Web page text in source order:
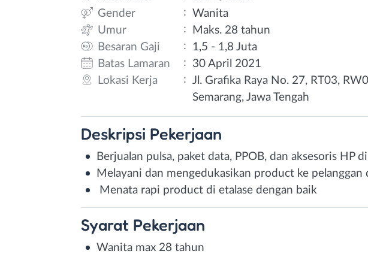
Gender
: Wanita
Umur
:
Maks. 28 tahun
Besaran Gaji
:
1,5 - 1,8 Juta
Batas Lamaran
:
30 April 2021
Lokasi Kerja
: Jl. Grafika Raya No. 27, RT03,
Semarang, Jawa Tengah
Deskripsi Pekerjaan
Berjualan pulsa, paket data, PPOB, dan aksesoris HP
Melayani dan mengedukasikan product ke pelanggan
Menata rapi product di etalase dengan baik
Syarat Pekerjaan
Wanita max 28 tahun